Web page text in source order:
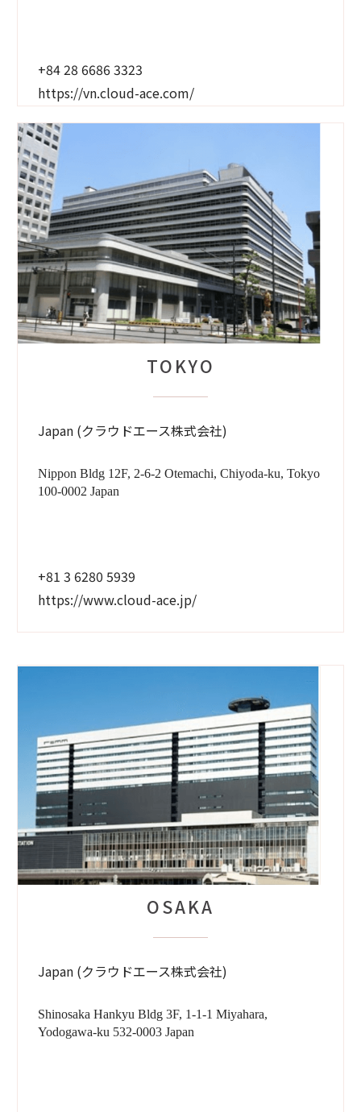
+84 28 6686 3323
https://vn.cloud-ace.com/
TOKYO
Japan (クラウドエース株式会社)
Nippon Bldg 12F, 2-6-2 Otemachi, Chiyoda-ku, Tokyo
100-0002 Japan
+81 3 6280 5939
https://www.cloud-ace.jp/
OSAKA
Japan (クラウドエース株式会社)
Shinosaka Hankyu Bldg 3F, 1-1-1 Miyahara,
Yodogawa-ku 532-0003 Japan